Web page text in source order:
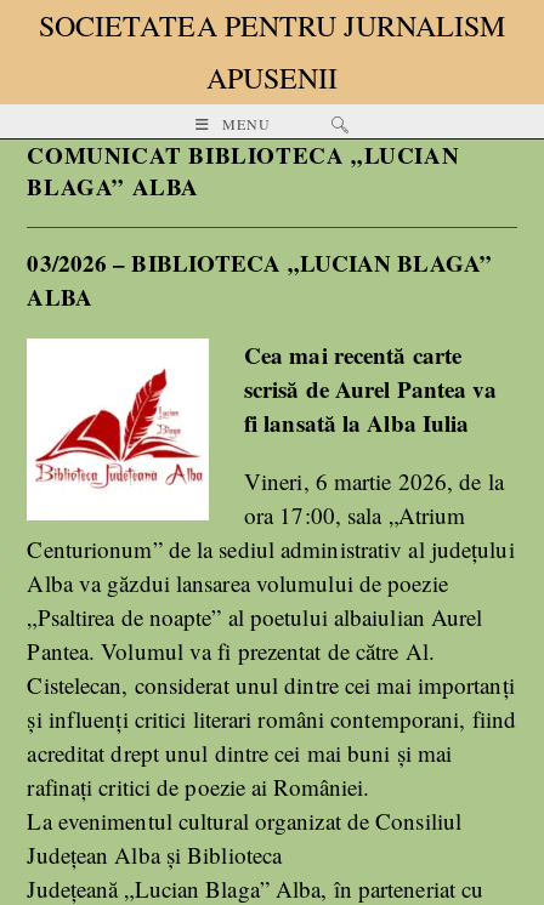
SOCIETATEA PENTRU JURNALISM
APUSENII
MENU
COMUNICAT BIBLIOTECA „LUCIAN
BLAGA” ALBA
03/2026 – BIBLIOTECA „LUCIAN BLAGA”
ALBA
Cea mai recentă carte
scrisă de Aurel Pantea va
fi lansată la Alba Iulia
Vineri, 6 martie 2026, de la
ora 17:00, sala „Atrium
Centurionum” de la sediul administrativ al județului
Alba va găzdui lansarea volumului de poezie
„Psaltirea de noapte” al poetului albaiulian Aurel
Pantea. Volumul va fi prezentat de către Al.
Cistelecan, considerat unul dintre cei mai importanți
și influenți critici literari români contemporani, fiind
acreditat drept unul dintre cei mai buni și mai
rafinați critici de poezie ai României.
La evenimentul cultural organizat de Consiliul
Județean Alba și Biblioteca
Județeană „Lucian Blaga” Alba, în parteneriat cu